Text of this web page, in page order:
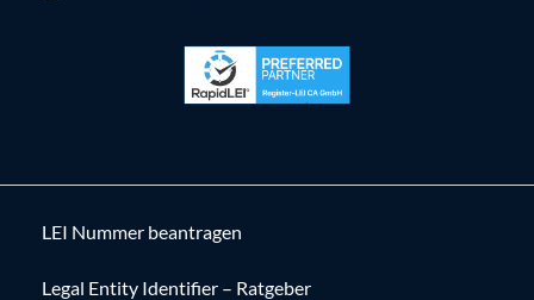
LEI Nummer beantragen
Legal Entity Identifier – Ratgeber